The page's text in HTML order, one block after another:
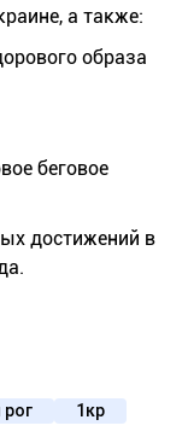
а также:
образа
беговое
достижений в
рог 1кр